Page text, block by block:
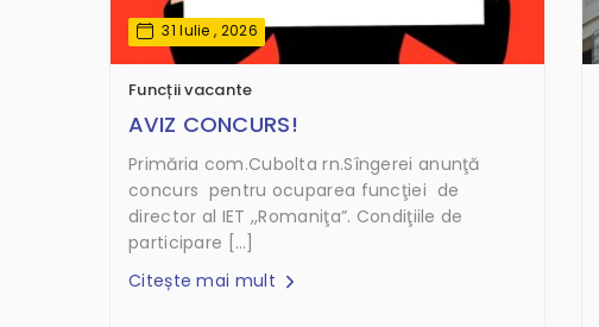
31 Iulie , 2026
Funcții vacante
AVIZ CONCURS!
Primăria com.Cubolta rn.Sîngerei anunţă
concurs pentru ocuparea funcţiei de
director al IET ,,Romaniţa”. Condiţiile de
participare […]
Citește mai mult